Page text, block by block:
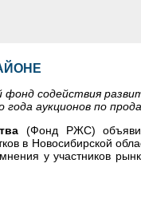
содействия
аукционов по
(Фонд РЖС)
в Новосибирской
у участников